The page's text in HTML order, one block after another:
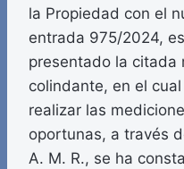
la Propiedad con el
entrada 975/2024,
presentado la citada
colindante, en el
realizar las
oportunas, a través
A. M. R., se ha